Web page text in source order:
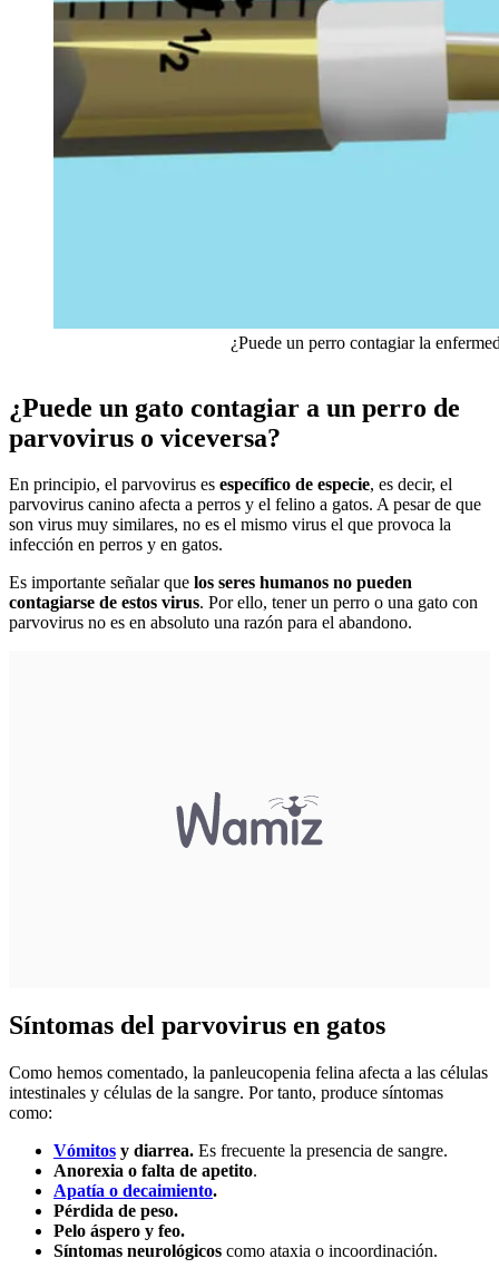
¿Puede un perro contagiar la
¿Puede un gato contagiar a un perro de
parvovirus o viceversa?
En principio, el parvovirus es específico de especie, es decir, el
parvovirus canino afecta a perros y el felino a gatos. A pesar de que
son virus muy similares, no es el mismo virus el que provoca la
infección en perros y en gatos.
Es importante señalar que los seres humanos no pueden
contagiarse de estos virus. Por ello, tener un perro o una gato con
parvovirus no es en absoluto una razón para el abandono.
Síntomas del parvovirus en gatos
Como hemos comentado, la panleucopenia felina afecta a las células
intestinales y células de la sangre. Por tanto, produce síntomas
como:
Vómitos y diarrea. Es frecuente la presencia de sangre.
Anorexia o falta de apetito.
Apatía o decaimiento.
Pérdida de peso.
Pelo áspero y feo.
Síntomas neurológicos como ataxia o incoordinación.